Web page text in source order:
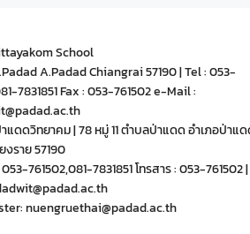
School
A.Padad Chiangrai 57190 | Tel : 053-
7831851 Fax : 053-761502 e-Mail :
าแดดวิทยาคม | 78 หมู่ 11 ตำบลป่าแดด อำเภอป่าแ
งราย 57190
761502,081-7831851 โทรสาร : 053-761502
nuengruethai@padad.ac.th